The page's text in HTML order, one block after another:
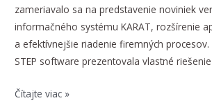
zameriavalo sa na predstavenie noviniek
informačného systému KARAT, rozšírenie
a efektívnejšie riadenie firemných
STEP software prezentovala vlastné
Zúčastnili
Čítajte viac »